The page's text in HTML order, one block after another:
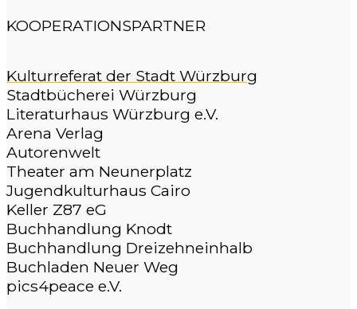
KOOPERATIONSPARTNER
Kulturreferat der Stadt Würzburg
Stadtbücherei Würzburg
Literaturhaus Würzburg e.V.
Arena Verlag
Autorenwelt
Theater am Neunerplatz
Jugendkulturhaus Cairo
Keller Z87 eG
Buchhandlung Knodt
Buchhandlung Dreizehneinhalb
Buchladen Neuer Weg
pics4peace e.V.